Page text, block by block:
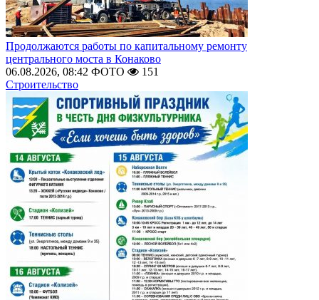
Продолжаются работы по капитальному ремонту
центрального моста в Конаково
06.08.2026, 08:42 ФОТО
151
Строительство